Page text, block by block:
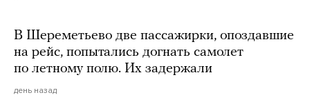
В Шереметьево две пассажирки, опоздавшие
на рейс, попытались догнать самолет
по летному полю. Их задержали
день назад